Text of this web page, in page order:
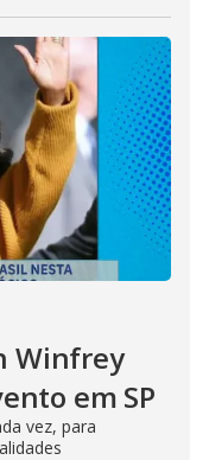
Winfrey
em SP
vez, para